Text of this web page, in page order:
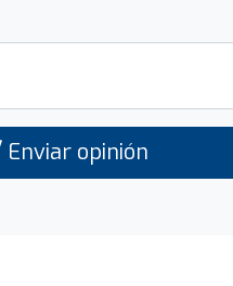
Enviar opinión